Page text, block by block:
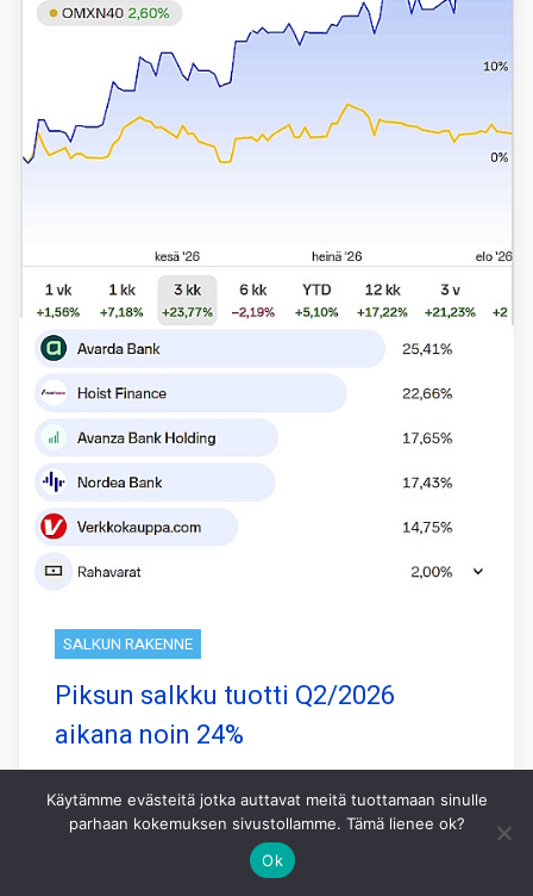
SALKUN RAKENNE
Piksun salkku tuotti Q2/2026
aikana noin 24%
Piksun koneoppimiseen perustuva salkku
tuotti viimeisen 3 kk aikana 23,8% kun
pohjoismainen vertailuindeksi OMXN40
tuotti samaan aikaan 2,6%.
Käytämme evästeitä jotka auttavat meitä tuottamaan sinulle
parhaan kokemuksen sivustollamme. Tämä lienee ok?
Ok